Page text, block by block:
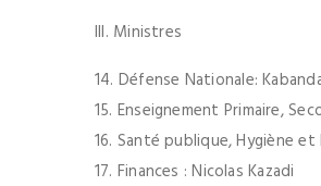
III. Ministres
14. Défense Nationale:
15. Enseignement Primaire,
16. Santé publique, Hygiène
17. Finances : Nicolas Kazadi